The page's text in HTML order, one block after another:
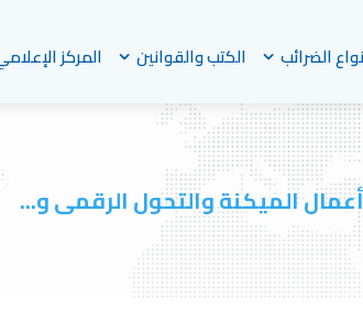
الضرائب الكتب والقوانين المركز
الميكنة والتحول الرقمى و...